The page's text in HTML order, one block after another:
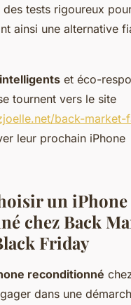
des tests rigoureux
ainsi une alternative
et éco-
tournent vers le site
back-market-
leur prochain iPhone
un iPhone
chez Back
Friday
reconditionné
dans une